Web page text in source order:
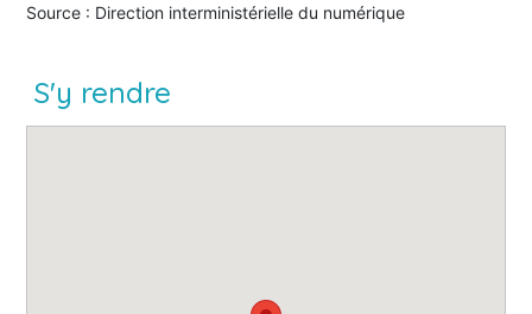
Source : Direction interministérielle du numérique
S'y rendre